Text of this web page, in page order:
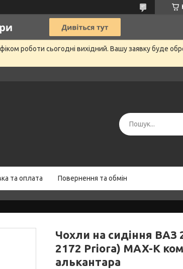
роботи сьогодні вихідний. Вашу заявку буде
та оплата Повернення та обмін
Чохли на сидіння ВАЗ
2172 Priora) MAX-K
алькантара